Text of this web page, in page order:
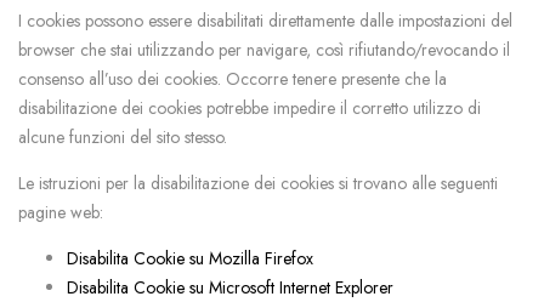
I cookies possono essere disabilitati direttamente dalle impostazioni del
browser che stai utilizzando per navigare, così rifiutando/revocando il
consenso all’uso dei cookies. Occorre tenere presente che la
disabilitazione dei cookies potrebbe impedire il corretto utilizzo di
alcune funzioni del sito stesso.
Le istruzioni per la disabilitazione dei cookies si trovano alle seguenti
pagine web:
Disabilita Cookie su Mozilla Firefox
Disabilita Cookie su Microsoft Internet Explorer